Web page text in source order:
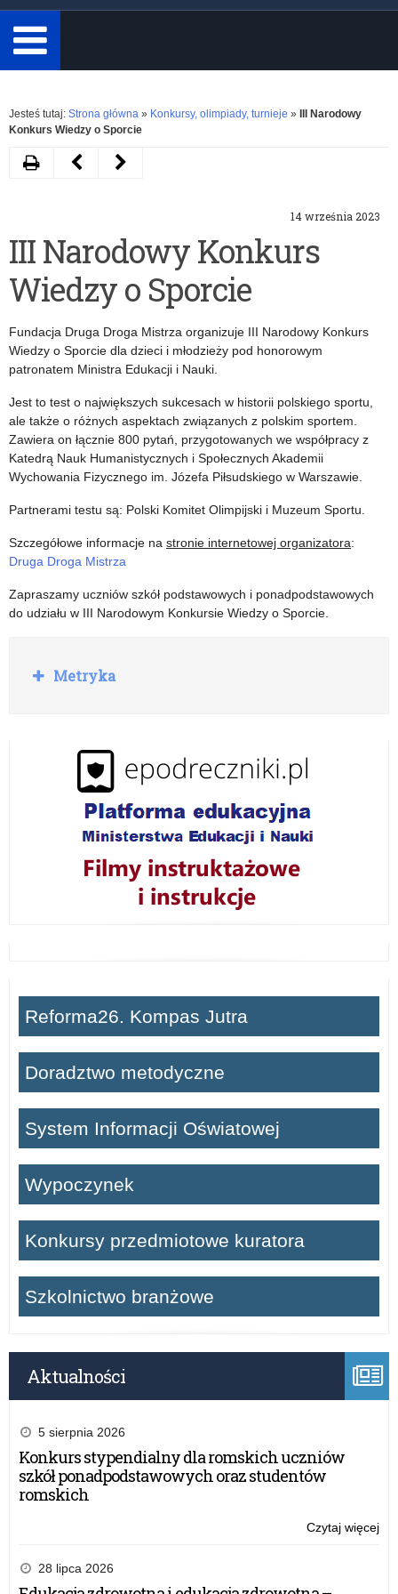
minimum
3
znaki.
Rozwiń
Jesteś tutaj: Strona główna » Konkursy, olimpiady, turnieje »
III Narodowy
Konkurs Wiedzy o Sporcie
14 września 2023
III Narodowy Konkurs
Wiedzy o Sporcie
Fundacja Druga Droga Mistrza organizuje III Narodowy Konkurs
Wiedzy o Sporcie dla dzieci i młodzieży pod honorowym
patronatem Ministra Edukacji i Nauki.
Jest to test o największych sukcesach w historii polskiego sportu,
ale także o różnych aspektach związanych z polskim sportem.
Zawiera on łącznie 800 pytań, przygotowanych we współpracy z
Katedrą Nauk Humanistycznych i Społecznych Akademii
Wychowania Fizycznego im. Józefa Piłsudskiego w Warszawie.
Partnerami testu są: Polski Komitet Olimpijski i Muzeum Sportu.
Szczegółowe informacje na stronie internetowej organizatora:
Druga Droga Mistrza
Zapraszamy uczniów szkół podstawowych i ponadpodstawowych
do udziału w III Narodowym Konkursie Wiedzy o Sporcie.
DrukujNastępny
Ogólnopolski
Konkurs
Literacki
„Dzień
z
życia
księdza
Jerzego
Patrona
NSZZ
Solidarność”
Poprzedni
plastyczny
„Odpoczywaj
wsi”
R
o
Metryka
Reforma26. Kompas Jutra
Doradztwo metodyczne
System Informacji Oświatowej
Wypoczynek
Konkursy przedmiotowe kuratora
Szkolnictwo branżowe
Aktualności
5 sierpnia 2026
Konkurs stypendialny dla romskich uczniów
szkół ponadpodstawowych oraz studentów
romskich
Czytaj więcej
28 lipca 2026